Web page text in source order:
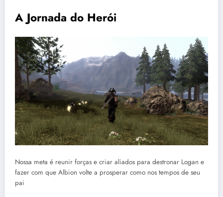
A Jornada do Herói
Nossa meta é reunir forças e criar aliados para destronar Logan e
fazer com que Albion volte a prosperar como nos tempos de seu
pai